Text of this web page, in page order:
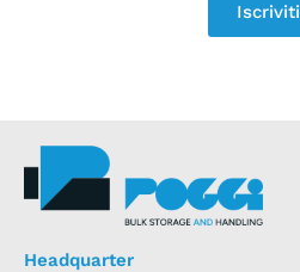
Iscriviti
Headquarter